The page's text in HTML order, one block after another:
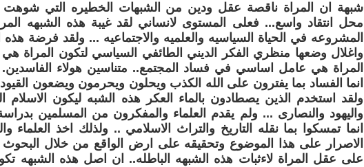
شبهة ان المراة ناقصة عقل ودين من الشبهات الخطيره التي شوهت
محل انتقاد واسع... فعلى المستوى لانساني لقد غيبة هذه الشبهه
المشروعه في الحياة السياسيه والعلميه والاجتماعيه ... ولقد فرضة هذه
واغلال وضعها منظري الفكر الديني الطائفي السياسي لتكون المراة
المراة هي عامل اساسي في فساد المجتمع.. متناسين هولاء الفاسدين.
انما الفساد بما يفترون على الله الكذب ويحلون ويحرمون ويضعون
ولقد استخدم الذين يصطادون بالماء العكر هذه الشبه ليكون الاسلام
واليهود والنصارى ... ولم يقدم العلماء والمفكرون من المسلمين
انما تمسكوا بما نقله التاريخ والتراث الاسلامي .. ولذلك اخذ
الاصرار على هذا الموضوع وتحقيقه على ارض الواقع من خلال البحوث
على عقل المراة لاءثبات هذه الشبهه الباطله.. ان اصل هذه الشبهه